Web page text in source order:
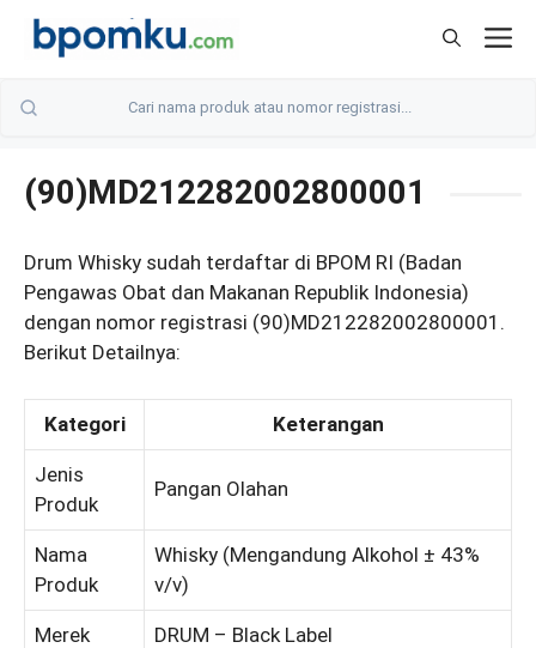
Skip
(90)MD212282002800001
Drum Whisky sudah terdaftar di BPOM RI (Badan
Pengawas Obat dan Makanan Republik Indonesia)
dengan nomor registrasi (90)MD212282002800001.
Berikut Detailnya:
Kategori Keterangan
Jenis
Produk
Pangan Olahan
Nama
Produk
Whisky (Mengandung Alkohol ± 43%
v/v)
Merek DRUM – Black Label